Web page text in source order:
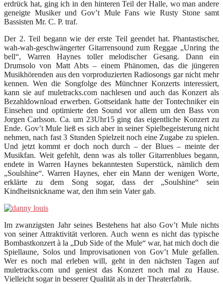
erdrück hat, ging ich in den hinteren Teil der Halle, wo man andere
geneigte Musiker und Gov’t Mule Fans wie Rusty Stone samt
Bassisten Mr. C. P. traf.
Der 2. Teil begann wie der erste Teil geendet hat. Phantastischer,
wah-wah-geschwängerter Gitarrensound zum Reggae „Unring the
bell“, Warren Haynes toller melodischer Gesang. Dann ein
Drumsolo von Matt Abts – einem Phänomen, das die jüngeren
Musikhörenden aus den vorproduzierten Radiosongs gar nicht mehr
kennen. Wen die Songfolge des Münchner Konzerts interessiert,
kann sie auf muletracks.com nachlesen und auch das Konzert als
Bezahldownload erwerben. Gottseidank hatte der Tontechniker ein
Einsehen und optimierte den Sound vor allem um den Bass von
Jorgen Carlsson. Ca. um 23Uhr15 ging das eigentliche Konzert zu
Ende. Gov’t Mule ließ es sich aber in seiner Spielbegeisterung nicht
nehmen, nach fast 3 Stunden Spielzeit noch eine Zugabe zu spielen.
Und jetzt kommt er doch noch durch – der Blues – meinte der
Musikfan. Weit gefehlt, denn was als toller Gitarrenblues begann,
endete in Warren Haynes bekanntesten Superstück, nämlich dem
„Soulshine“. Warren Haynes, eher ein Mann der wenigen Worte,
erklärte zu dem Song sogar, dass der „Soulshine“ sein
Kindheitsnickname war, den ihm sein Vater gab.
Im zwanzigsten Jahr seines Bestehens hat also Gov’t Mule nichts
von seiner Attraktivität verloren. Auch wenn es nicht das typische
Bombastkonzert à la „Dub Side of the Mule“ war, hat mich doch die
Spiellaune, Solos und Improvisationen von Gov’t Mule gefallen.
Wer es noch mal erleben will, geht in den nächsten Tagen auf
muletracks.com und geniest das Konzert noch mal zu Hause.
Vielleicht sogar in besserer Qualität als in der Theaterfabrik.